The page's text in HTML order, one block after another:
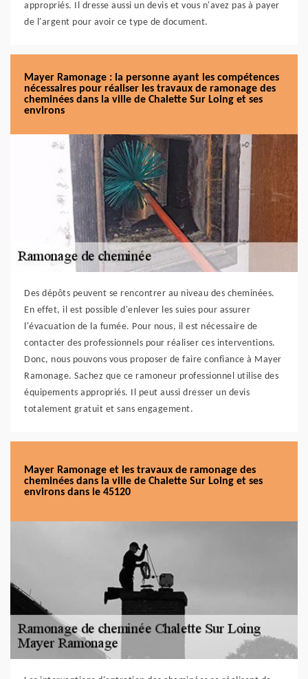
appropriés. Il dresse aussi un devis et vous n'avez pas à payer
de l'argent pour avoir ce type de document.
Mayer Ramonage : la personne ayant les compétences
nécessaires pour réaliser les travaux de ramonage des
cheminées dans la ville de Chalette Sur Loing et ses
environs
Des dépôts peuvent se rencontrer au niveau des cheminées.
En effet, il est possible d'enlever les suies pour assurer
l'évacuation de la fumée. Pour nous, il est nécessaire de
contacter des professionnels pour réaliser ces interventions.
Donc, nous pouvons vous proposer de faire confiance à Mayer
Ramonage. Sachez que ce ramoneur professionnel utilise des
équipements appropriés. Il peut aussi dresser un devis
totalement gratuit et sans engagement.
Mayer Ramonage et les travaux de ramonage des
cheminées dans la ville de Chalette Sur Loing et ses
environs dans le 45120